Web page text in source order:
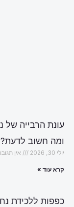
עונת הרבייה
ומה חשוב לדעת?
יולי 30, 2026 אין
קרא עוד »
כפפות ללכידת